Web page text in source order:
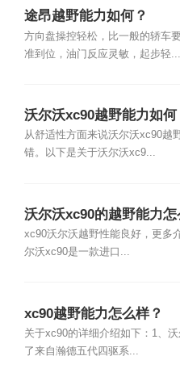
途昂越野能力如何？
方向盘操控轻松，比一般的轿车
准到位，油门反应灵敏，起步轻...
沃尔沃xc90越野能力如何
从舒适性方面来说沃尔沃xc90越
错。以下是关于沃尔沃xc9...
沃尔沃xc90的越野能力怎
xc90沃尔沃越野性能良好，更多
尔沃xc90是一款进口...
xc90越野能力怎么样？
关于xc90的详细介绍如下：1、
了来自瀚德五代四驱系...